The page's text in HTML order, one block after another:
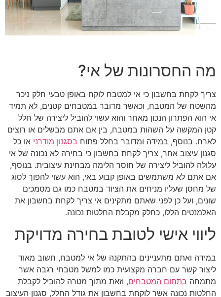
מה החסרונות של אי?
צריך לקחת בחשבון כי אי למטבח לוקח באופן טבעי חלק ניכר
מהשטח של המטבח, וכאשר מדובר במטבחים קטנים, לא תמיד
אי הוא הפתרון הנכון מאחר והוא עשוי להוביל ליצירה של חלל
קטן המקשה על השהות במטבח, בין אם אתם מבשלים או רוצים
לארח. בנוסף, במידה ומדובר בחלל פתוח בסגנון מודרני או כל
סגנון עיצוב אחר, צריך לקחת בחשבון כי בחירה לא נכונה של אי
עלולה להוביל ליצירה של חוסר הלימה מבחינת עיצובית. בנוסף,
אם אתם לא משתמשים באופן קבוע באי, הוא עשוי להפוך לסוג
של מחסן שעליו מניחים את הציוד במטבח כמו גם מסמכים
שונים, ועל כן לפני שאתם מתקינים אי צריך לקחת בחשבון את
האלמנטים הללו, כחלק מקבלת החלטות נכונה.
ליווי אישי לטובת בחירה מדויקת
במידה ואתם מתעניינים בהתקנה של אי למטבח, חשוב מאוד
ליצור קשר עם חברה מקצועית כמו למשל מטבחי רגבה אשר
מתמחה בתחום המטבחים, וזאת מתוך מטרה להוביל לקבלת
החלטות נכונה אשר לוקחת בחשבון את גודל החלל, סגנון העיצוב